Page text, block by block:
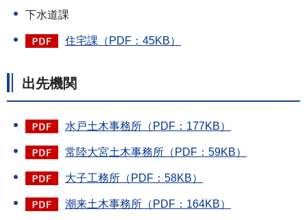
下水道課
住宅課（PDF：45KB）
出先機関
水戸土木事務所（PDF：177KB）
常陸大宮土木事務所（PDF：59KB）
大子工務所（PDF：58KB）
潮来土木事務所（PDF：164KB）